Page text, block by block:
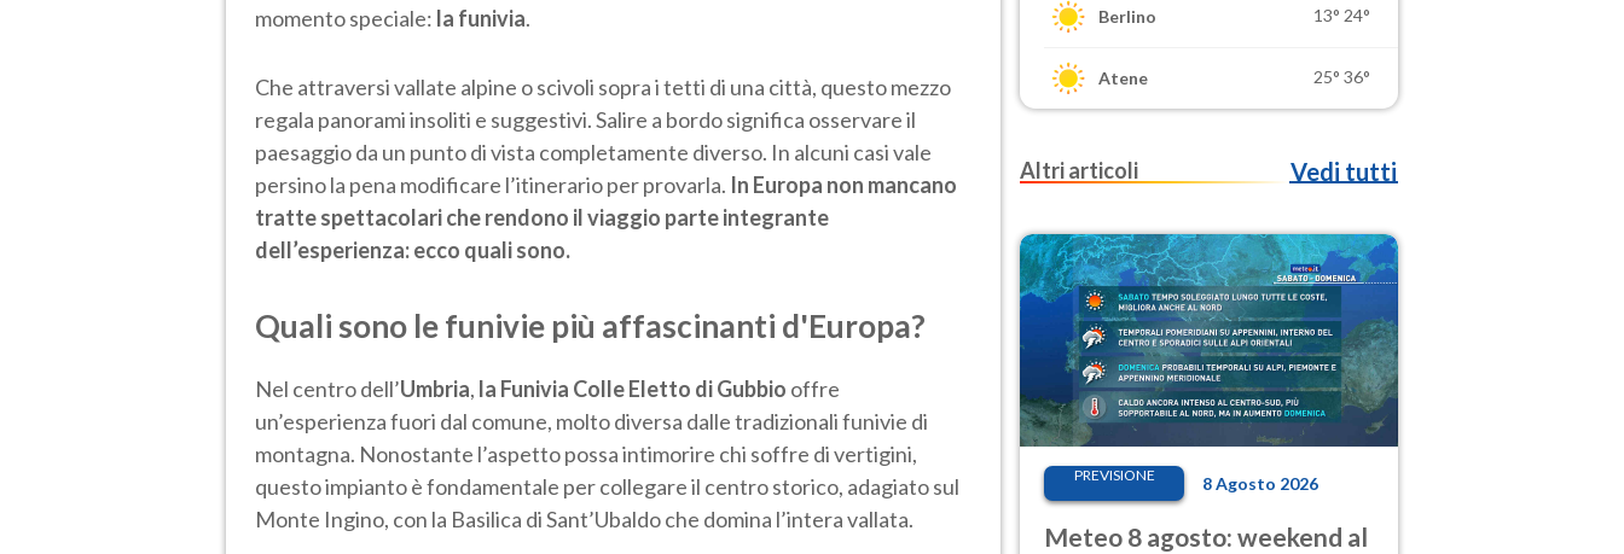
momento speciale: la funivia.
Che attraversi vallate alpine o scivoli sopra i tetti di una città, questo mezzo
regala panorami insoliti e suggestivi. Salire a bordo significa osservare il
paesaggio da un punto di vista completamente diverso. In alcuni casi vale
persino la pena modificare l’itinerario per provarla. In Europa non mancano
tratte spettacolari che rendono il viaggio parte integrante
dell’esperienza: ecco quali sono.
Quali sono le funivie più affascinanti d'Europa?
Nel centro dell’Umbria, la Funivia Colle Eletto di Gubbio offre
un’esperienza fuori dal comune, molto diversa dalle tradizionali funivie di
montagna. Nonostante l’aspetto possa intimorire chi soffre di vertigini,
questo impianto è fondamentale per collegare il centro storico, adagiato sul
Monte Ingino, con la Basilica di Sant’Ubaldo che domina l’intera vallata.
Berlino 13° 24°
Atene 25° 36°
Altri articoli Vedi tutti
PREVISIONE 8 Agosto 2026
Meteo 8 agosto: weekend al